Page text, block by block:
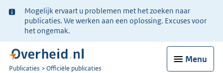
Ter
informatie:
Mogelijk ervaart u problemen met het zoeken naar
publicaties. We werken aan een oplossing. Excuses voor
het ongemak.
Menu
U
Publicaties Officiële publicaties